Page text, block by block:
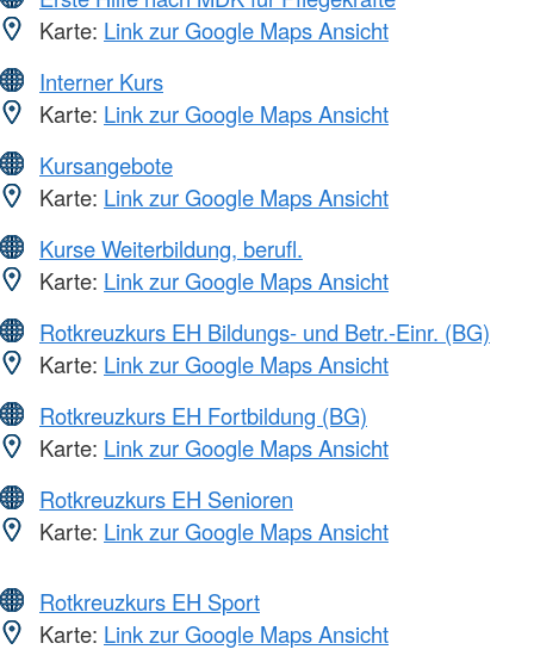
Karte: Link zur Google Maps Ansicht
Interner Kurs
Karte: Link zur Google Maps Ansicht
Kursangebote
Karte: Link zur Google Maps Ansicht
Kurse Weiterbildung, berufl.
Karte: Link zur Google Maps Ansicht
Rotkreuzkurs EH Bildungs- und Betr.-Einr. (BG)
Karte: Link zur Google Maps Ansicht
Rotkreuzkurs EH Fortbildung (BG)
Karte: Link zur Google Maps Ansicht
Rotkreuzkurs EH Senioren
Karte: Link zur Google Maps Ansicht
Rotkreuzkurs EH Sport
Karte: Link zur Google Maps Ansicht